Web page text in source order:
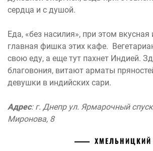
сердца и с душой.
Еда, «без насилия», при этом
главная фишка этих кафе.
свою еду, а еще тут пахнет Индией.
благовония, витают арматы
девушки в индийских сари.
Адрес: г. Днепр ул. Ярмарочный
Миронова, 8
ХМЕЛЬНИЦКИЙ